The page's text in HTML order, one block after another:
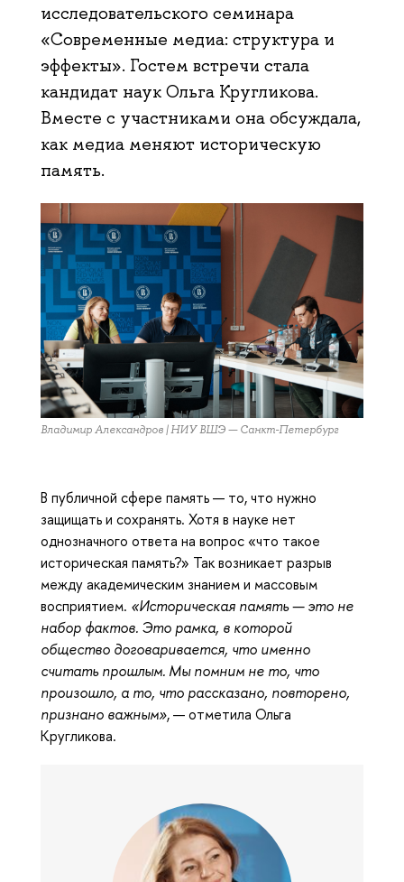
исследовательского семинара
«Современные медиа: структура и
эффекты». Гостем встречи стала
кандидат наук Ольга Кругликова.
Вместе с участниками она обсуждала,
как медиа меняют историческую
память.
Владимир Александров | НИУ ВШЭ — Санкт-Петербург
В публичной сфере память — то, что нужно
защищать и сохранять. Хотя в науке нет
однозначного ответа на вопрос «что такое
историческая память?» Так возникает разрыв
между академическим знанием и массовым
восприятием. «Историческая память — это не
набор фактов. Это рамка, в которой
общество договаривается, что именно
считать прошлым. Мы помним не то, что
произошло, а то, что рассказано, повторено,
признано важным», — отметила Ольга
Кругликова.